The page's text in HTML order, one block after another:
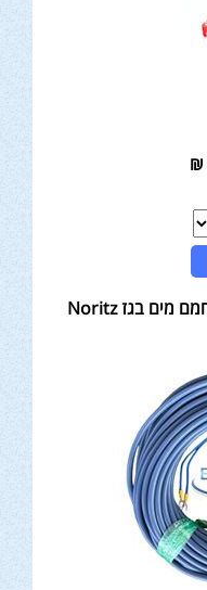
₪
כבל תקשורת בין הבקר / שלט למחמם מים בגז Noritz